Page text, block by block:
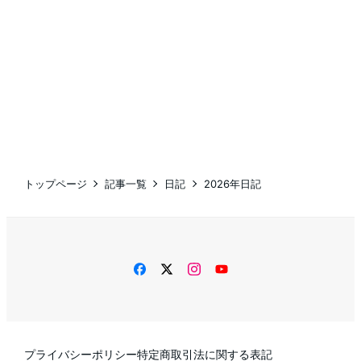
トップページ 記事一覧 日記 2026年日記
facebooktwitterinstagram
YouTube
プライバシーポリシー特定商取引法に関する表記